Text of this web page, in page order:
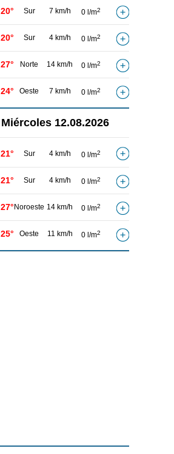
20° Sur 7 km/h 0 l/m2
20° Sur 4 km/h 0 l/m2
27° Norte 14 km/h 0 l/m2
24° Oeste 7 km/h 0 l/m2
Miércoles 12.08.2026
21° Sur 4 km/h 0 l/m2
21° Sur 4 km/h 0 l/m2
27° Noroeste 14 km/h 0 l/m2
25° Oeste 11 km/h 0 l/m2